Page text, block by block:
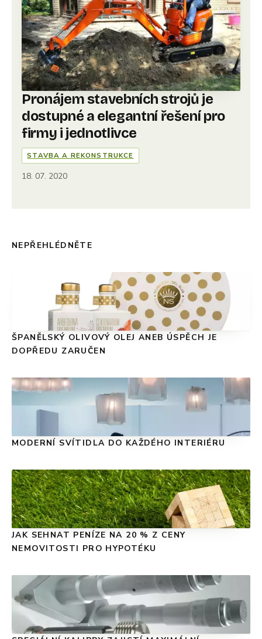
Pronájem stavebních strojů je
dostupné a elegantní řešení pro
firmy i jednotlivce
STAVBA A REKONSTRUKCE
18. 07. 2020
NEPŘEHLÉDNĚTE
ŠPANĚLSKÝ OLIVOVÝ OLEJ ANEB ÚSPĚCH JE
DOPŘEDU ZARUČEN
MODERNÍ SVÍTIDLA DO KAŽDÉHO INTERIÉRU
JAK SEHNAT PENÍZE NA 20 % Z CENY
NEMOVITOSTI PRO HYPOTÉKU